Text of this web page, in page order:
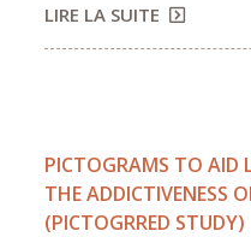
LIRE LA SUITE
PICTOGRAMS TO AID
THE ADDICTIVENESS
(PICTOGRRED STUDY)